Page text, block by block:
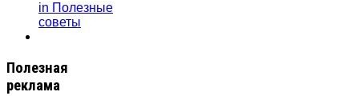
in Полезные
советы
Полезная
реклама